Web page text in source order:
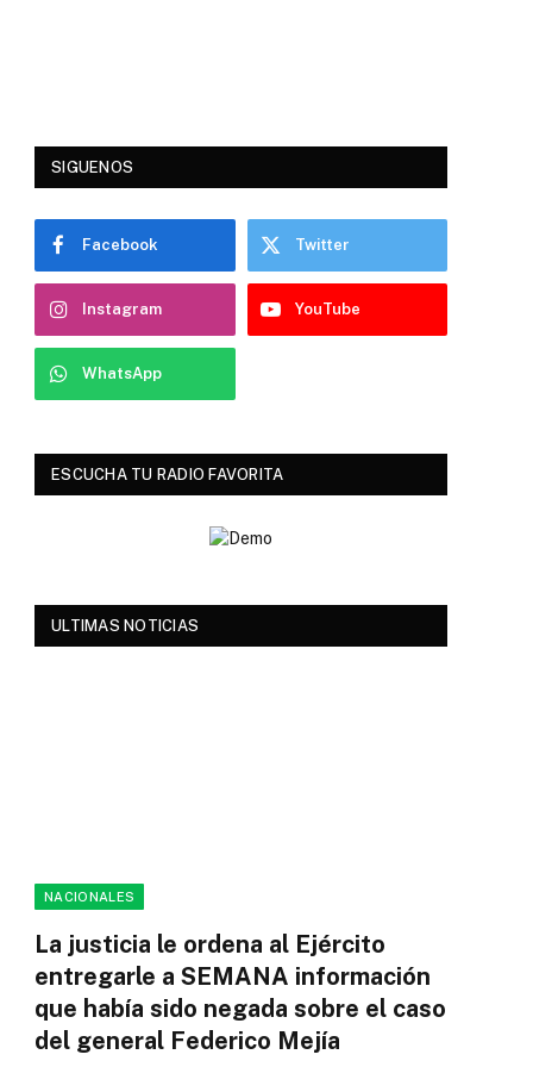
SIGUENOS
Facebook Twitter
Instagram YouTube
WhatsApp
ESCUCHA TU RADIO FAVORITA
ULTIMAS NOTICIAS
NACIONALES
La justicia le ordena al Ejército
entregarle a SEMANA información
que había sido negada sobre el caso
del general Federico Mejía